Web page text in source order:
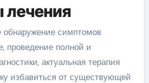
обнаружение симптомов
проведение полной и
актуальная терапия
избавиться от существующей